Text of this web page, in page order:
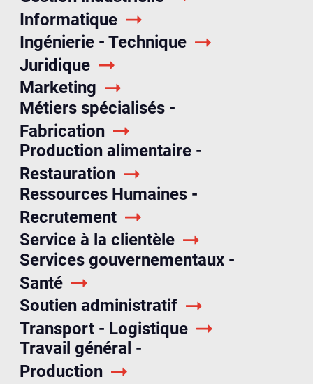
Informatique
Ingénierie - Technique
Juridique
Marketing
Métiers spécialisés -
Fabrication
Production alimentaire -
Restauration
Ressources Humaines -
Recrutement
Service à la clientèle
Services gouvernementaux -
Santé
Soutien administratif
Transport - Logistique
Travail général -
Production